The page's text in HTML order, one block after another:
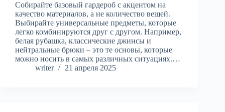
Собирайте базовый гардероб с акцентом на
качество материалов, а не количество вещей.
Выбирайте универсальные предметы, которые
легко комбинируются друг с другом. Например,
белая рубашка, классические джинсы и
нейтральные брюки – это те основы, которые
можно носить в самых различных ситуациях.…
writer
21 апреля 2025